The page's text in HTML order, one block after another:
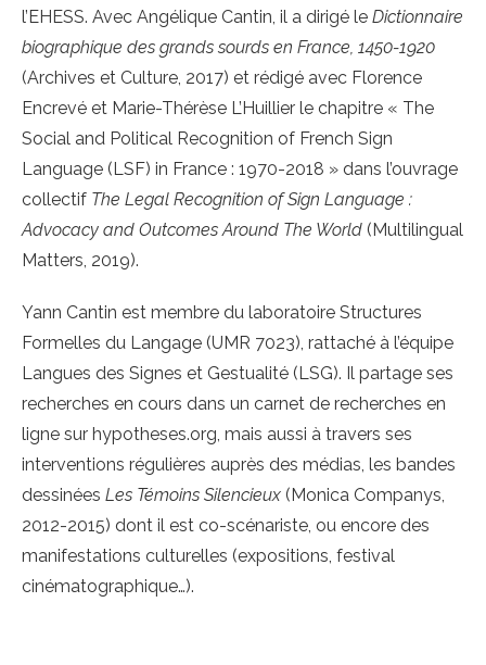
l’EHESS. Avec Angélique Cantin, il a dirigé le Dictionnaire
biographique des grands sourds en France, 1450-1920
(Archives et Culture, 2017) et rédigé avec Florence
Encrevé et Marie-Thérèse L’Huillier le chapitre « The
Social and Political Recognition of French Sign
Language (LSF) in France : 1970-2018 » dans l’ouvrage
collectif The Legal Recognition of Sign Language :
Advocacy and Outcomes Around The World (Multilingual
Matters, 2019).
Yann Cantin est membre du laboratoire Structures
Formelles du Langage (UMR 7023), rattaché à l’équipe
Langues des Signes et Gestualité (LSG). Il partage ses
recherches en cours dans un carnet de recherches en
ligne sur hypotheses.org, mais aussi à travers ses
interventions régulières auprès des médias, les bandes
dessinées Les Témoins Silencieux (Monica Companys,
2012-2015) dont il est co-scénariste, ou encore des
manifestations culturelles (expositions, festival
cinématographique…).